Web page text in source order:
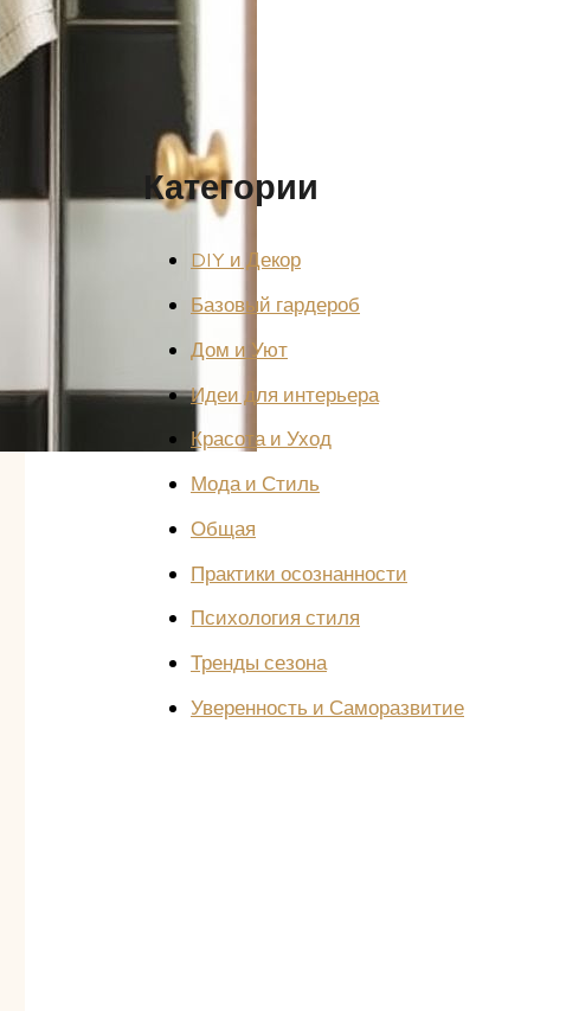
Категории
DIY и Декор
Базовый гардероб
Дом и Уют
Идеи для интерьера
Красота и Уход
Мода и Стиль
Общая
Практики осознанности
Психология стиля
Тренды сезона
Уверенность и Саморазвитие